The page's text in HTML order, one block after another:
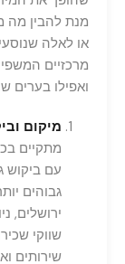
מנת להבין מה
או לאלה
מרכזיים
ואפילו בערים
מיקום
מתקיים
עם ביקוש
גבוהים
ירושלים,
שווקי
שירותים